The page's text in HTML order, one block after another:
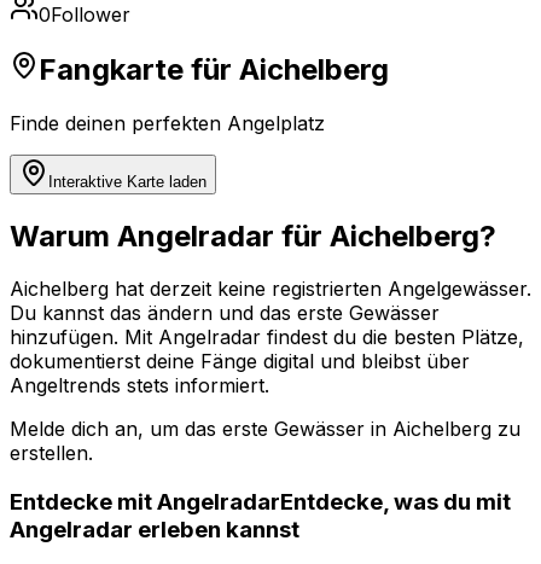
0Follower
Fangkarte für Aichelberg
Finde deinen perfekten Angelplatz
Interaktive Karte laden
Warum Angelradar für Aichelberg?
Aichelberg hat derzeit keine registrierten Angelgewässer.
Du kannst das ändern und das erste Gewässer
hinzufügen. Mit Angelradar findest du die besten Plätze,
dokumentierst deine Fänge digital und bleibst über
Angeltrends stets informiert.
Melde dich an, um das erste Gewässer in Aichelberg zu
erstellen.
Entdecke mitAngelradarEntdecke, was du mit
Angelradar erleben kannst